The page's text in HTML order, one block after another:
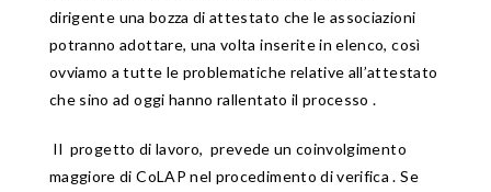
dirigente una bozza di attestato che le associazioni
potranno adottare, una volta inserite in elenco, così
ovviamo a tutte le problematiche relative all’attestato
che sino ad oggi hanno rallentato il processo .
Il progetto di lavoro, prevede un coinvolgimento
maggiore di CoLAP nel procedimento di verifica . Se